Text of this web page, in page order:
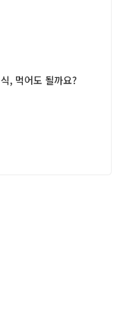
, 먹어도 될까요?